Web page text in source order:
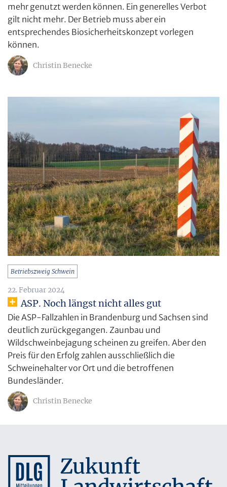
mehr genutzt werden können. Ein generelles Verbot
gilt nicht mehr. Der Betrieb muss aber ein
entsprechendes Biosicherheitskonzept vorlegen
können.
Christin Benecke
Betriebszweig Schwein
22. Februar 2024
ASP. Noch längst nicht alles gut
Die ASP-Fallzahlen in Brandenburg und Sachsen sind
deutlich zurückgegangen. Zaunbau und
Wildschweinbejagung scheinen zu greifen. Aber den
Preis für den Erfolg zahlen ausschließlich die
Schweinehalter vor Ort und die betroffenen
Bundesländer.
Christin Benecke